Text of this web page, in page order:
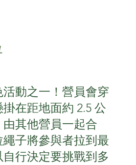
動之一！營員會穿
在距地面約 2.5 公
其他營員一起合
子將參與者拉到最
行決定要挑戰到多